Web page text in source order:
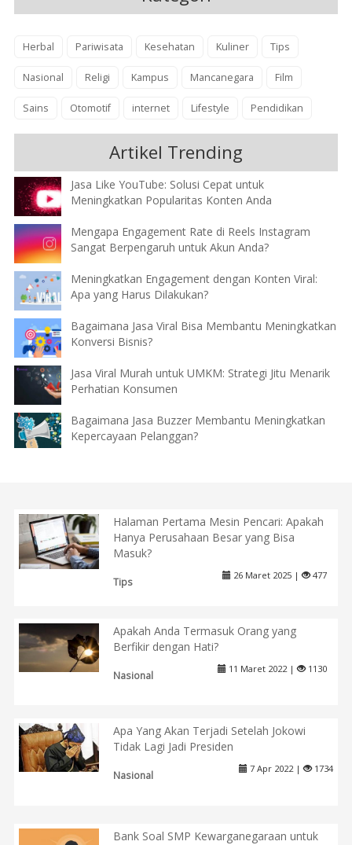
Herbal Pariwisata Kesehatan Kuliner Tips
Nasional Religi Kampus Mancanegara Film
Sains Otomotif internet Lifestyle Pendidikan
Artikel Trending
Jasa Like YouTube: Solusi Cepat untuk
Meningkatkan Popularitas Konten Anda
Mengapa Engagement Rate di Reels Instagram
Sangat Berpengaruh untuk Akun Anda?
Meningkatkan Engagement dengan Konten Viral:
Apa yang Harus Dilakukan?
Bagaimana Jasa Viral Bisa Membantu Meningkatkan
Konversi Bisnis?
Jasa Viral Murah untuk UMKM: Strategi Jitu Menarik
Perhatian Konsumen
Bagaimana Jasa Buzzer Membantu Meningkatkan
Kepercayaan Pelanggan?
Halaman Pertama Mesin Pencari: Apakah
Hanya Perusahaan Besar yang Bisa
Masuk?
Tips
26 Maret 2025 | 477
Apakah Anda Termasuk Orang yang
Berfikir dengan Hati?
Nasional
11 Maret 2022 | 1130
Apa Yang Akan Terjadi Setelah Jokowi
Tidak Lagi Jadi Presiden
Nasional
7 Apr 2022 | 1734
Bank Soal SMP Kewarganegaraan untuk